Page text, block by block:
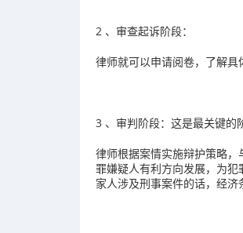
2 、审查起诉阶段：
律师就可以申请阅卷，了解
3 、审判阶段：这是最关键的
律师根据案情实施辩护策略
罪嫌疑人有利方向发展，为
家人涉及刑事案件的话，经济